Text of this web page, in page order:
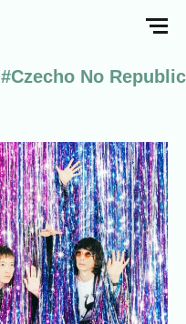
#Czecho No Republic